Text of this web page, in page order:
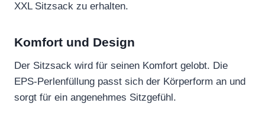
XXL Sitzsack zu erhalten.
Komfort und Design
Der Sitzsack wird für seinen Komfort gelobt. Die
EPS-Perlenfüllung passt sich der Körperform an und
sorgt für ein angenehmes Sitzgefühl.